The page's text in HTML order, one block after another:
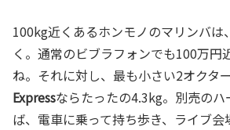
100kg近くあるホンモノのマリンバは
く。通常のビブラフォンでも100万円
ね。それに対し、最も小さい2オクタ
Expressならたったの4.3kg。別売の
ば、電車に乗って持ち歩き、ライブ会